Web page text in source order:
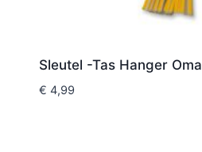
Sleutel -Tas Hanger Oma
€ 4,99